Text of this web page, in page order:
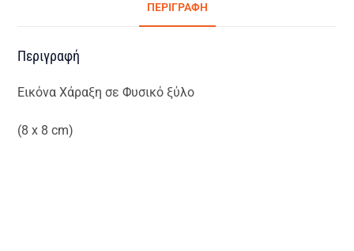
ΠΕΡΙΓΡΑΦΉ
Περιγραφή
Εικόνα Χάραξη σε Φυσικό ξύλο
(8 x 8 cm)